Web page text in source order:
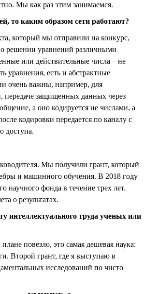
Мы как раз этим занимаемся.
то каким образом сети работают?
который мы отправили на конкурс,
решении уравнений различными
или действительные числа – не
уравнения, есть и абстрактные
очень важны, например, для
защищенных данных через
а оно кодируется не числами, а
кодировки передается по каналу с
доступа.
Мы получили грант, который
и машинного обучения. В 2018 году
научного фонда в течение трех лет.
о результатах.
интеллектуального труда ученых или
повезло, это самая дешевая наука:
Второй грант, где я выступаю в
исследований по чисто